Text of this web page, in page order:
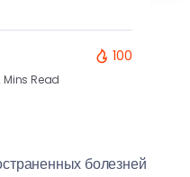
Mins Read
100
болезней